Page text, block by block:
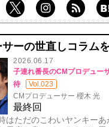
ーの世直しコラム
2026.06.17
子連れ番長のCMプロデュー
待
Vol.023
CMプロデューサー 櫻木 光
最終回
はただのこわいヤンキー